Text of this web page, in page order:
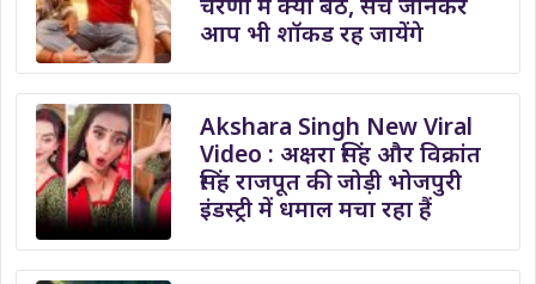
आप भी शॉकड रह जायेंगे
Akshara Singh New Viral
Video : अक्षरा सिंह और विक्रांत
सिंह राजपूत की जोड़ी भोजपुरी
इंडस्ट्री में धमाल मचा रहा हैं